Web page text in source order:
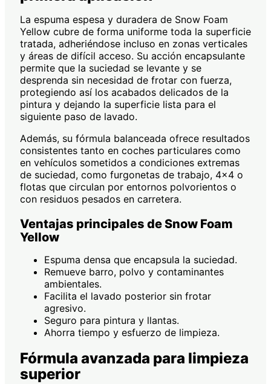
La espuma espesa y duradera de Snow Foam
Yellow cubre de forma uniforme toda la superficie
tratada, adheriéndose incluso en zonas verticales
y áreas de difícil acceso. Su acción encapsulante
permite que la suciedad se levante y se
desprenda sin necesidad de frotar con fuerza,
protegiendo así los acabados delicados de la
pintura y dejando la superficie lista para el
siguiente paso de lavado.
Además, su fórmula balanceada ofrece resultados
consistentes tanto en coches particulares como
en vehículos sometidos a condiciones extremas
de suciedad, como furgonetas de trabajo, 4×4 o
flotas que circulan por entornos polvorientos o
con residuos pesados en carretera.
Ventajas principales de Snow Foam
Yellow
Espuma densa que encapsula la suciedad.
Remueve barro, polvo y contaminantes
ambientales.
Facilita el lavado posterior sin frotar
agresivo.
Seguro para pintura y llantas.
Ahorra tiempo y esfuerzo de limpieza.
Fórmula avanzada para limpieza
superior